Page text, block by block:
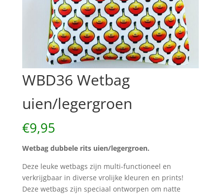
WBD36 Wetbag
uien/legergroen
€9,95
Wetbag dubbele rits uien/legergroen.
Deze leuke wetbags zijn multi-functioneel en
verkrijgbaar in diverse vrolijke kleuren en prints!
Deze wetbags zijn speciaal ontworpen om natte